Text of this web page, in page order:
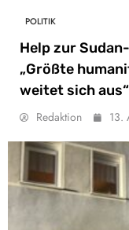
POLITIK
Help zur
„Größte
weitet sich aus“
Redaktion 13.